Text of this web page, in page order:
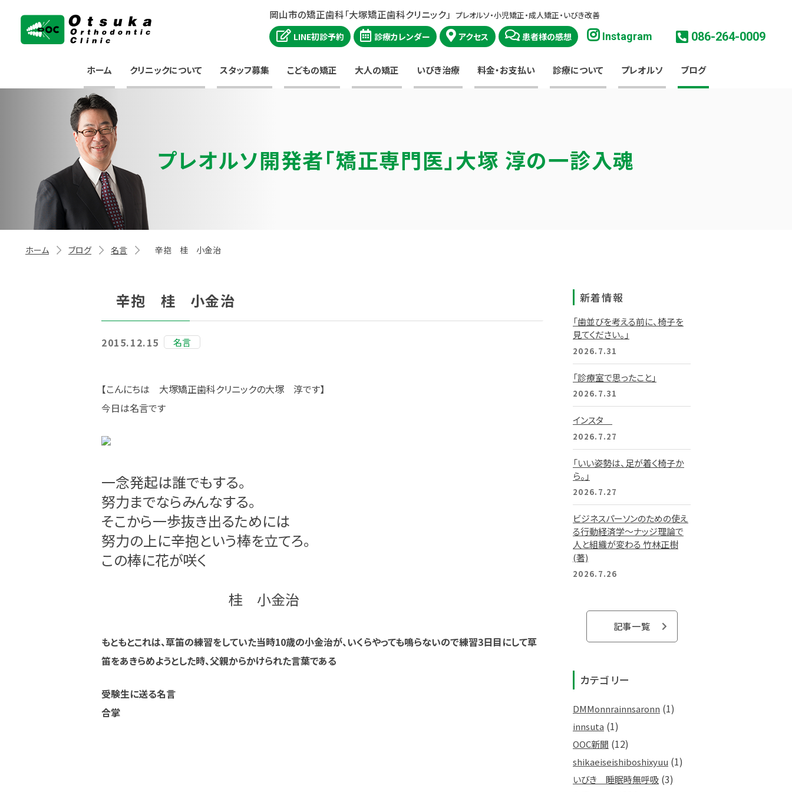
岡山市の矯正歯科「大塚矯正歯科クリニック」 プレオルソ・小児矯正・成人矯正・いびき改善
LINE初診予約 診療カレンダー アクセス 患者様の感想 Instagram 086-264-0009
ホーム クリニックについて スタッフ募集 こどもの矯正 大人の矯正 いびき治療 料金・お支払い 診療について プレオルソ ブログ
プレオルソ開発者「矯正専門医」大塚 淳の一診入魂
ホーム ブログ 名言 辛抱 桂 小金治
辛抱 桂 小金治
2015.12.15 名言
【こんにちは 大塚矯正歯科クリニックの大塚 淳です】
今日は名言です
一念発起は誰でもする。
努力までならみんなする。
そこから一歩抜き出るためには
努力の上に辛抱という棒を立てろ。
この棒に花が咲く
桂 小金治
もともとこれは、草笛の練習をしていた当時10歳の小金治が、いくらやっても鳴らないので練習3日目にして草
笛をあきらめようとした時、父親からかけられた言葉である
受験生に送る名言
合掌
新着情報
「歯並びを考える前に、椅子を
見てください。」
2026.7.31
「診療室で思ったこと」
2026.7.31
インスタ
2026.7.27
「いい姿勢は、足が着く椅子か
ら。」
2026.7.27
ビジネスパーソンのための使え
る行動経済学～ナッジ理論で
人と組織が変わる 竹林正樹
(著)
2026.7.26
記事一覧
カテゴリー
DMMonnrainnsaronn (1)
innsuta (1)
OOC新聞 (12)
shikaeiseishiboshixyuu (1)
いびき 睡眠時無呼吸 (3)